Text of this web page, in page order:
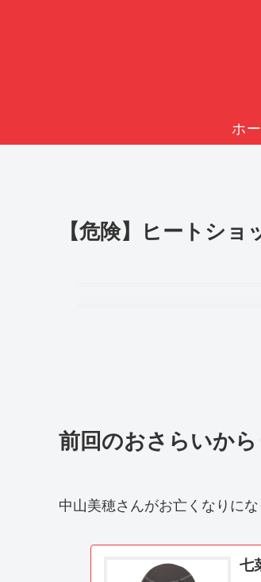
ホ
【危険】ヒートショ
前回のおさらいから
中山美穂さんがお亡くなりにな
七